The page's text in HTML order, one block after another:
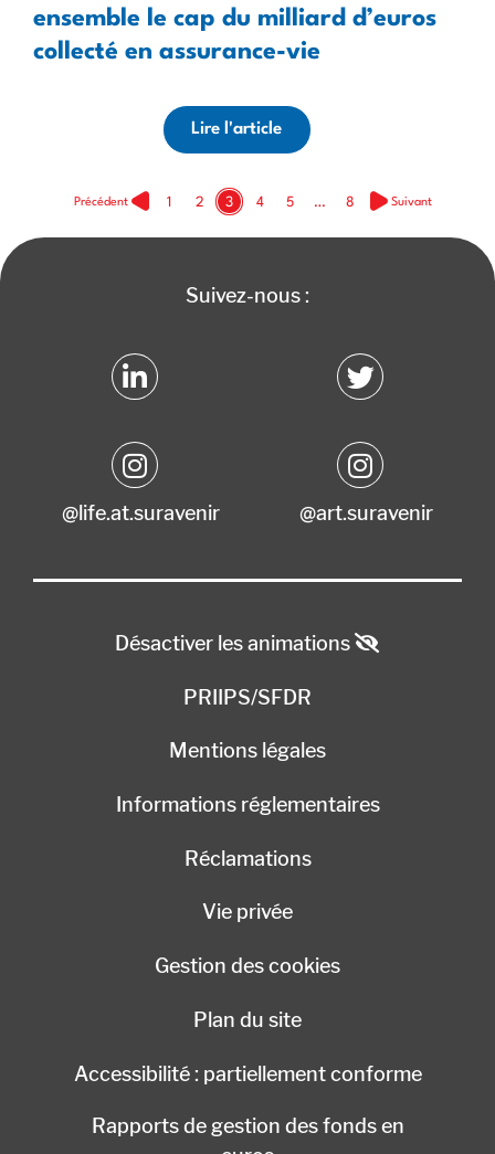
ensemble le cap du milliard d’euros
collecté en assurance-vie
Lire l'article
Précédent
Aller à la page
1
Aller à la page
2
Aller à la page
3 4
Aller à la page
5 …
Aller à la page
8 Suivant
Suivez-nous :
@life.at.suravenir @art.suravenir
Désactiver les animations
PRIIPS/SFDR
Mentions légales
Informations réglementaires
Réclamations
Vie privée
Gestion des cookies
Plan du site
Accessibilité : partiellement conforme
Rapports de gestion des fonds en